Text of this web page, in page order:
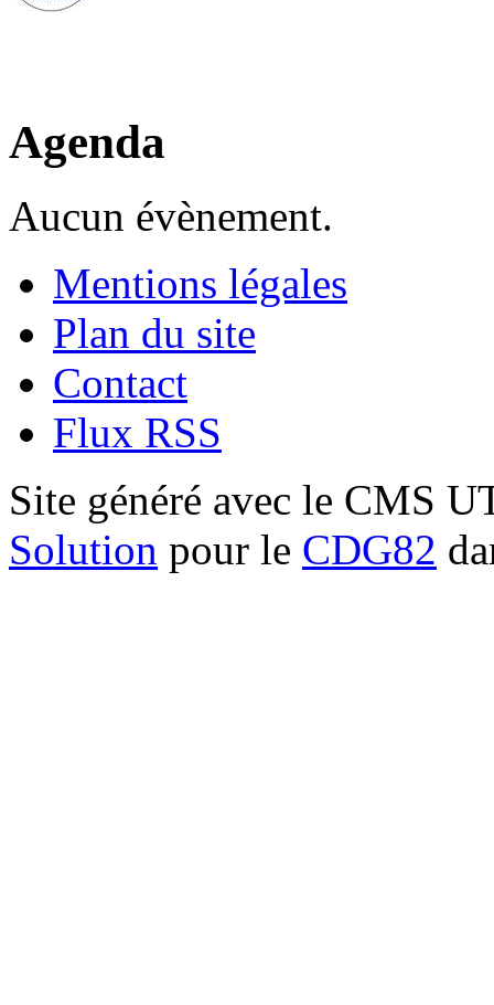
Agenda
Aucun évènement.
Mentions légales
Plan du site
Contact
Flux RSS
Site généré avec le CMS
Solution pour le CDG82